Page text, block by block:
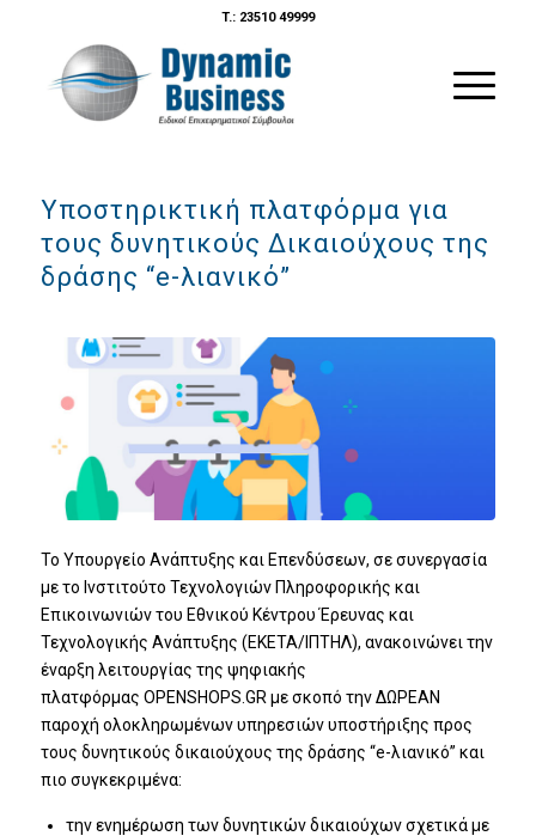
T.: 23510 49999
Υποστηρικτική πλατφόρμα για
τους δυνητικούς Δικαιούχους της
δράσης “e-λιανικό”
Το Υπουργείο Ανάπτυξης και Επενδύσεων, σε συνεργασία
με το Ινστιτούτο Τεχνολογιών Πληροφορικής και
Επικοινωνιών του Εθνικού Κέντρου Έρευνας και
Τεχνολογικής Ανάπτυξης (ΕΚΕΤΑ/ΙΠΤΗΛ), ανακοινώνει την
έναρξη λειτουργίας της ψηφιακής
πλατφόρμας OPENSHOPS.GR με σκοπό την ΔΩΡΕΑΝ
παροχή ολοκληρωμένων υπηρεσιών υποστήριξης προς
τους δυνητικούς δικαιούχους της δράσης “e-λιανικό” και
πιο συγκεκριμένα:
την ενημέρωση των δυνητικών δικαιούχων σχετικά με